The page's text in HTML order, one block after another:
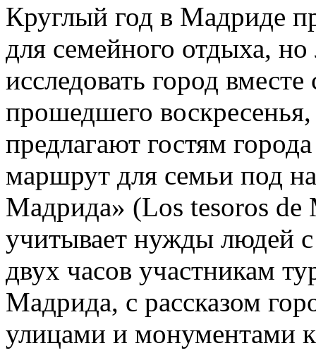
Круглый год в Мадриде
для семейного отдыха,
исследовать город
прошедшего
предлагают гостям
маршрут для семьи под
Мадрида» (Los tesoros de
учитывает нужды людей
двух часов участникам
Мадрида, с рассказом
улицами и монументами